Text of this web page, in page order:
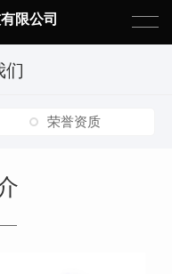
限公司
们
荣誉资质